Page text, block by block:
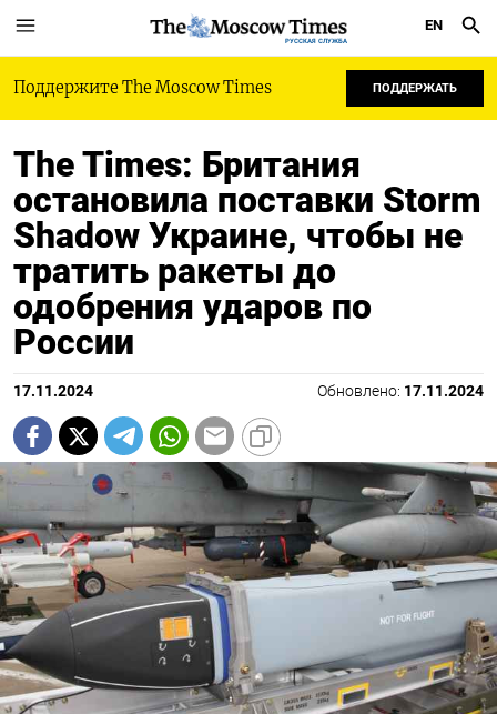
РУССКАЯ СЛУЖБА
EN
Поддержите The Moscow Times ПОДДЕРЖАТЬ
The Times: Британия
остановила поставки Storm
Shadow Украине, чтобы не
тратить ракеты до
одобрения ударов по
России
17.11.2024 Обновлено: 17.11.2024